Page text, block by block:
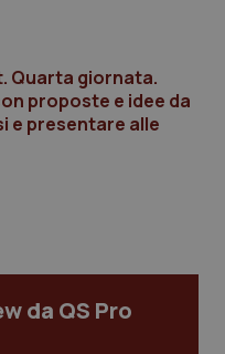
Quarta giornata.
proposte e idee da
e presentare alle
da QS Pro